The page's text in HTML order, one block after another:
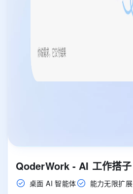
QoderWork - AI 工作搭子
桌面 AI 智能体 能力无限扩展